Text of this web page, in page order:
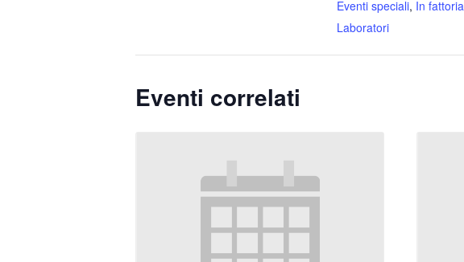
Eventi speciali, In fattoria
Laboratori
Eventi correlati